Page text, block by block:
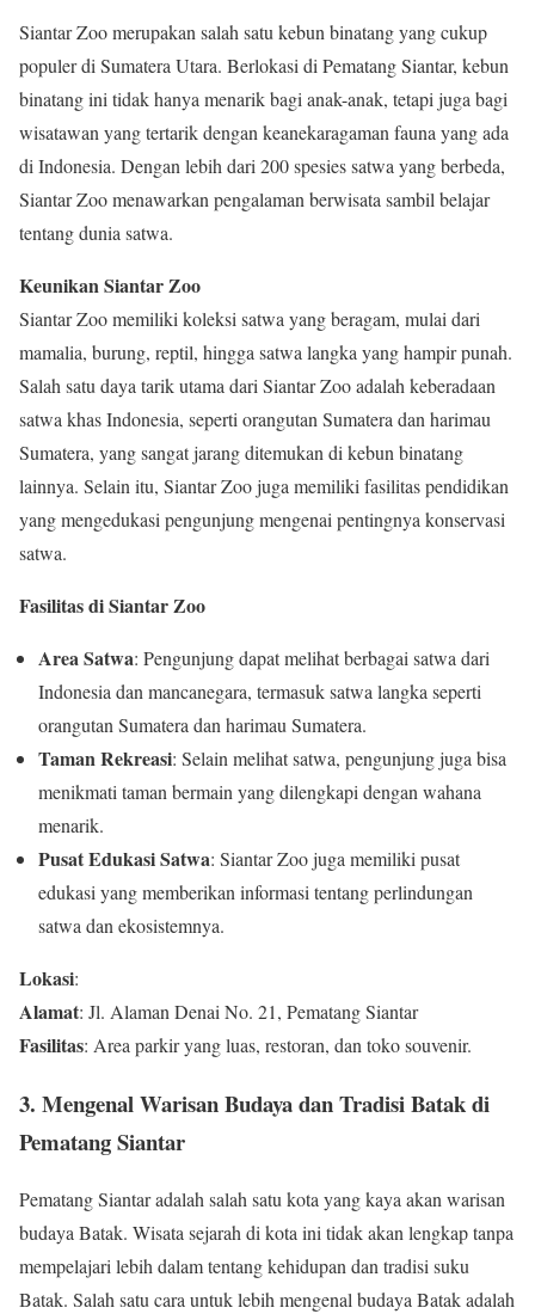
Siantar Zoo merupakan salah satu kebun binatang yang cukup
populer di Sumatera Utara. Berlokasi di Pematang Siantar, kebun
binatang ini tidak hanya menarik bagi anak-anak, tetapi juga bagi
wisatawan yang tertarik dengan keanekaragaman fauna yang ada
di Indonesia. Dengan lebih dari 200 spesies satwa yang berbeda,
Siantar Zoo menawarkan pengalaman berwisata sambil belajar
tentang dunia satwa.
Keunikan Siantar Zoo
Siantar Zoo memiliki koleksi satwa yang beragam, mulai dari
mamalia, burung, reptil, hingga satwa langka yang hampir punah.
Salah satu daya tarik utama dari Siantar Zoo adalah keberadaan
satwa khas Indonesia, seperti orangutan Sumatera dan harimau
Sumatera, yang sangat jarang ditemukan di kebun binatang
lainnya. Selain itu, Siantar Zoo juga memiliki fasilitas pendidikan
yang mengedukasi pengunjung mengenai pentingnya konservasi
satwa.
Fasilitas di Siantar Zoo
Area Satwa: Pengunjung dapat melihat berbagai satwa dari
Indonesia dan mancanegara, termasuk satwa langka seperti
orangutan Sumatera dan harimau Sumatera.
Taman Rekreasi: Selain melihat satwa, pengunjung juga bisa
menikmati taman bermain yang dilengkapi dengan wahana
menarik.
Pusat Edukasi Satwa: Siantar Zoo juga memiliki pusat
edukasi yang memberikan informasi tentang perlindungan
satwa dan ekosistemnya.
Lokasi:
Alamat: Jl. Alaman Denai No. 21, Pematang Siantar
Fasilitas: Area parkir yang luas, restoran, dan toko souvenir.
3. Mengenal Warisan Budaya dan Tradisi Batak di
Pematang Siantar
Pematang Siantar adalah salah satu kota yang kaya akan warisan
budaya Batak. Wisata sejarah di kota ini tidak akan lengkap tanpa
mempelajari lebih dalam tentang kehidupan dan tradisi suku
Batak. Salah satu cara untuk lebih mengenal budaya Batak adalah